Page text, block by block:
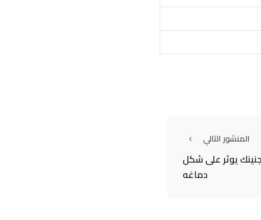
المنشور التالي
يوثر على شكل
دماغه